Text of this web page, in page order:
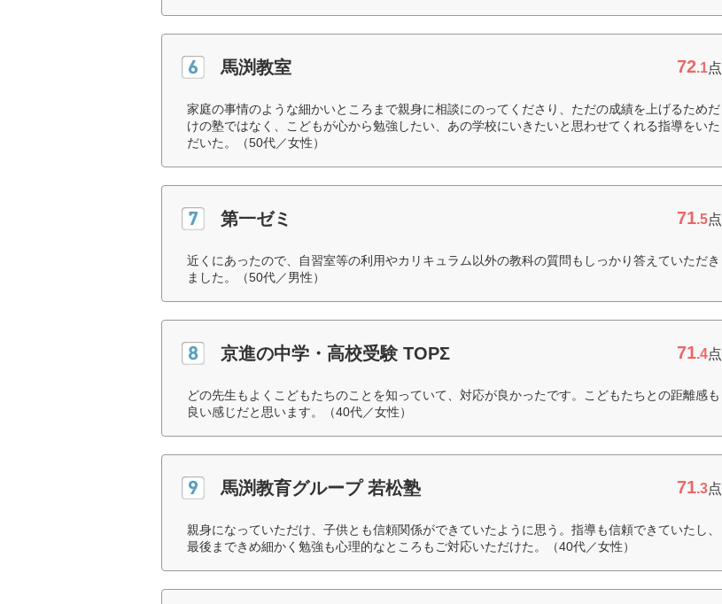
馬渕教室 72.1点
家庭の事情のような細かいところまで親身に相談にのってくださり、ただの成績を上げるためだ
けの塾ではなく、こどもが心から勉強したい、あの学校にいきたいと思わせてくれる指導をいた
だいた。（50代／女性）
第一ゼミ 71.5点
近くにあったので、自習室等の利用やカリキュラム以外の教科の質問もしっかり答えていただき
ました。（50代／男性）
京進の中学・高校受験 TOPΣ 71.4点
どの先生もよくこどもたちのことを知っていて、対応が良かったです。こどもたちとの距離感も
良い感じだと思います。（40代／女性）
馬渕教育グループ 若松塾 71.3点
親身になっていただけ、子供とも信頼関係ができていたように思う。指導も信頼できていたし、
最後まできめ細かく勉強も心理的なところもご対応いただけた。（40代／女性）